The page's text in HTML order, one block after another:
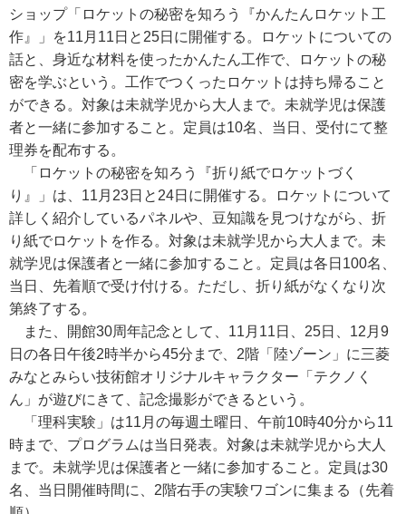
ショップ「ロケットの秘密を知ろう『かんたんロケット工
作』」を11月11日と25日に開催する。ロケットについての
話と、身近な材料を使ったかんたん工作で、ロケットの秘
密を学ぶという。工作でつくったロケットは持ち帰ること
ができる。対象は未就学児から大人まで。未就学児は保護
者と一緒に参加すること。定員は10名、当日、受付にて整
理券を配布する。
「ロケットの秘密を知ろう『折り紙でロケットづく
り』」は、11月23日と24日に開催する。ロケットについて
詳しく紹介しているパネルや、豆知識を見つけながら、折
り紙でロケットを作る。対象は未就学児から大人まで。未
就学児は保護者と一緒に参加すること。定員は各日100名、
当日、先着順で受け付ける。ただし、折り紙がなくなり次
第終了する。
また、開館30周年記念として、11月11日、25日、12月9
日の各日午後2時半から45分まで、2階「陸ゾーン」に三菱
みなとみらい技術館オリジナルキャラクター「テクノく
ん」が遊びにきて、記念撮影ができるという。
「理科実験」は11月の毎週土曜日、午前10時40分から11
時まで、プログラムは当日発表。対象は未就学児から大人
まで。未就学児は保護者と一緒に参加すること。定員は30
名、当日開催時間に、2階右手の実験ワゴンに集まる（先着